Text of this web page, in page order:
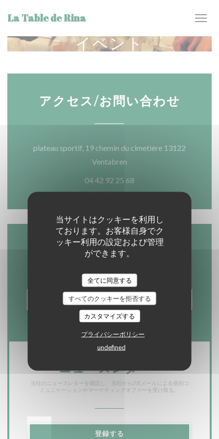
当サイトはクッキーを利用し
ております。お客様自身でク
ッキー利用の設定および管理
ができます。
全てに同意する
すべてのクッキーを拒否する
カスタマイズする
プライバシーポリシー
undefined
La Table de Rina
イベント
アクセス/お問い合わせ
plateau sportif, 19 chemin du cimetière 13122
Ventabren
04 42 92 25 68
お問い合わせ
予約
ニュースレター*
当社のニュースレターを購読し、当社からのEメールによる個別コ
ミュニケーションやマーケティングオファーを受け取る。
登録する